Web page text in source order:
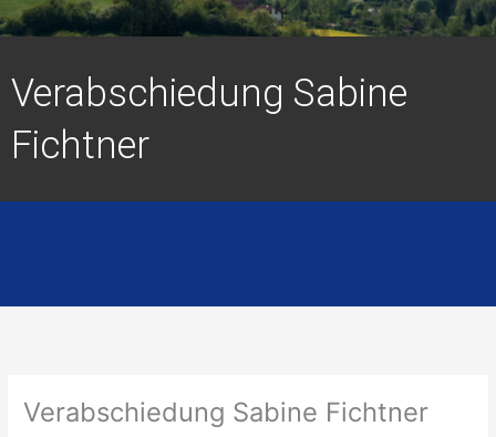
Verabschiedung Sabine
Fichtner
Verabschiedung Sabine Fichtner